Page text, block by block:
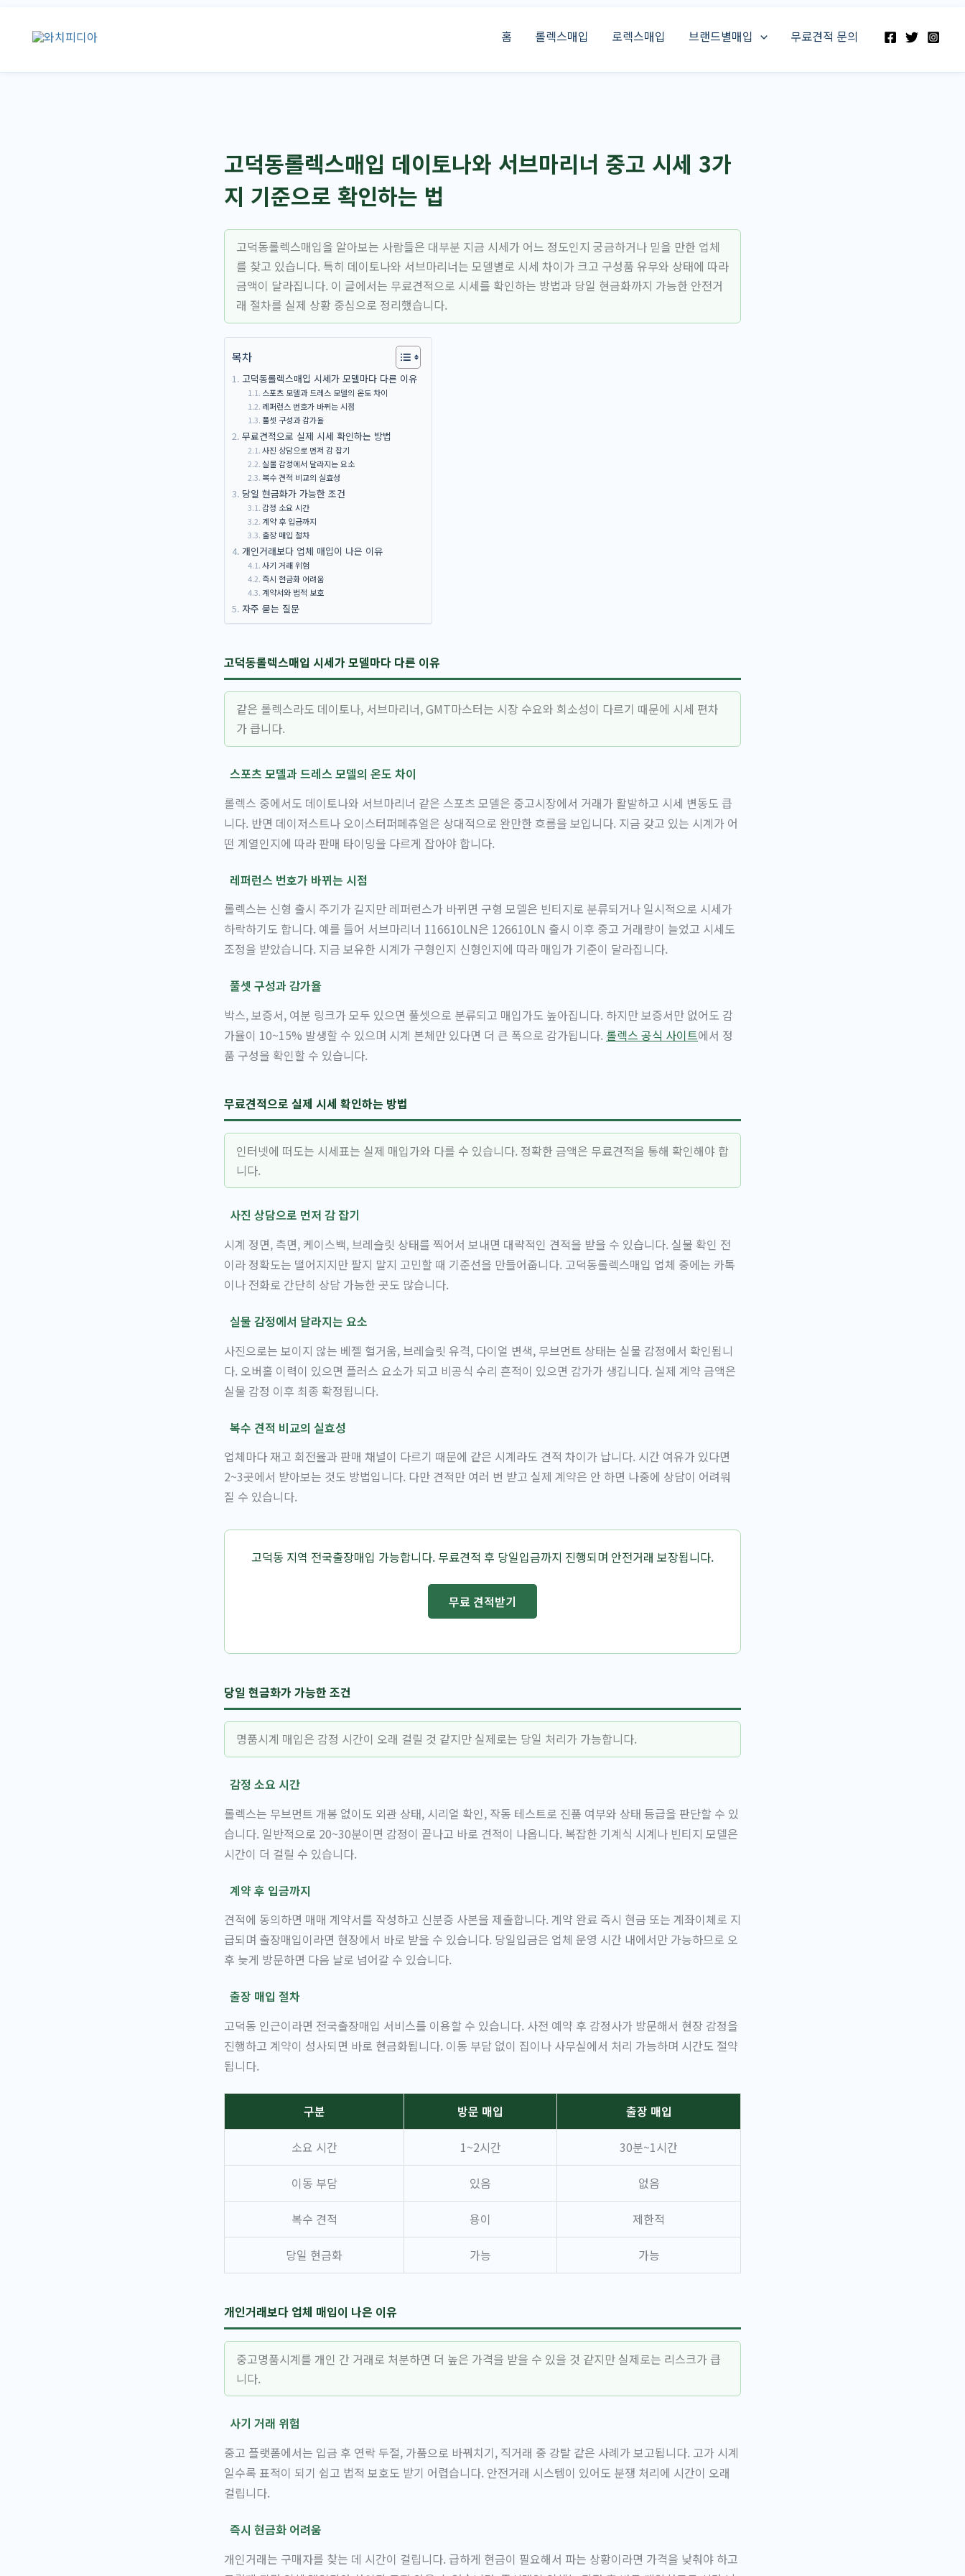
로
홈 롤렉스매입 로렉스매입 브랜드별매입 무료견적 문의
고덕동롤렉스매입 데이토나와 서브마리너 중고 시세 3가
지 기준으로 확인하는 법
고덕동롤렉스매입을 알아보는 사람들은 대부분 지금 시세가 어느 정도인지 궁금하거나 믿을 만한 업체
를 찾고 있습니다. 특히 데이토나와 서브마리너는 모델별로 시세 차이가 크고 구성품 유무와 상태에 따라
금액이 달라집니다. 이 글에서는 무료견적으로 시세를 확인하는 방법과 당일 현금화까지 가능한 안전거
래 절차를 실제 상황 중심으로 정리했습니다.
목차
고덕동롤렉스매입 시세가 모델마다 다른 이유
스포츠 모델과 드레스 모델의 온도 차이
레퍼런스 번호가 바뀌는 시점
풀셋 구성과 감가율
무료견적으로 실제 시세 확인하는 방법
사진 상담으로 먼저 감 잡기
실물 감정에서 달라지는 요소
복수 견적 비교의 실효성
당일 현금화가 가능한 조건
감정 소요 시간
계약 후 입금까지
출장 매입 절차
개인거래보다 업체 매입이 나은 이유
사기 거래 위험
즉시 현금화 어려움
계약서와 법적 보호
자주 묻는 질문
고덕동롤렉스매입 시세가 모델마다 다른 이유
같은 롤렉스라도 데이토나, 서브마리너, GMT마스터는 시장 수요와 희소성이 다르기 때문에 시세 편차
가 큽니다.
스포츠 모델과 드레스 모델의 온도 차이
롤렉스 중에서도 데이토나와 서브마리너 같은 스포츠 모델은 중고시장에서 거래가 활발하고 시세 변동도 큽
니다. 반면 데이저스트나 오이스터퍼페츄얼은 상대적으로 완만한 흐름을 보입니다. 지금 갖고 있는 시계가 어
떤 계열인지에 따라 판매 타이밍을 다르게 잡아야 합니다.
레퍼런스 번호가 바뀌는 시점
롤렉스는 신형 출시 주기가 길지만 레퍼런스가 바뀌면 구형 모델은 빈티지로 분류되거나 일시적으로 시세가
하락하기도 합니다. 예를 들어 서브마리너 116610LN은 126610LN 출시 이후 중고 거래량이 늘었고 시세도
조정을 받았습니다. 지금 보유한 시계가 구형인지 신형인지에 따라 매입가 기준이 달라집니다.
풀셋 구성과 감가율
박스, 보증서, 여분 링크가 모두 있으면 풀셋으로 분류되고 매입가도 높아집니다. 하지만 보증서만 없어도 감
가율이 10~15% 발생할 수 있으며 시계 본체만 있다면 더 큰 폭으로 감가됩니다. 롤렉스 공식 사이트에서 정
품 구성을 확인할 수 있습니다.
무료견적으로 실제 시세 확인하는 방법
인터넷에 떠도는 시세표는 실제 매입가와 다를 수 있습니다. 정확한 금액은 무료견적을 통해 확인해야 합
니다.
사진 상담으로 먼저 감 잡기
시계 정면, 측면, 케이스백, 브레슬릿 상태를 찍어서 보내면 대략적인 견적을 받을 수 있습니다. 실물 확인 전
이라 정확도는 떨어지지만 팔지 말지 고민할 때 기준선을 만들어줍니다. 고덕동롤렉스매입 업체 중에는 카톡
이나 전화로 간단히 상담 가능한 곳도 많습니다.
실물 감정에서 달라지는 요소
사진으로는 보이지 않는 베젤 헐거움, 브레슬릿 유격, 다이얼 변색, 무브먼트 상태는 실물 감정에서 확인됩니
다. 오버홀 이력이 있으면 플러스 요소가 되고 비공식 수리 흔적이 있으면 감가가 생깁니다. 실제 계약 금액은
실물 감정 이후 최종 확정됩니다.
복수 견적 비교의 실효성
업체마다 재고 회전율과 판매 채널이 다르기 때문에 같은 시계라도 견적 차이가 납니다. 시간 여유가 있다면
2~3곳에서 받아보는 것도 방법입니다. 다만 견적만 여러 번 받고 실제 계약은 안 하면 나중에 상담이 어려워
질 수 있습니다.
고덕동 지역 전국출장매입 가능합니다. 무료견적 후 당일입금까지 진행되며 안전거래 보장됩니다.
무료 견적받기
당일 현금화가 가능한 조건
명품시계 매입은 감정 시간이 오래 걸릴 것 같지만 실제로는 당일 처리가 가능합니다.
감정 소요 시간
롤렉스는 무브먼트 개봉 없이도 외관 상태, 시리얼 확인, 작동 테스트로 진품 여부와 상태 등급을 판단할 수 있
습니다. 일반적으로 20~30분이면 감정이 끝나고 바로 견적이 나옵니다. 복잡한 기계식 시계나 빈티지 모델은
시간이 더 걸릴 수 있습니다.
계약 후 입금까지
견적에 동의하면 매매 계약서를 작성하고 신분증 사본을 제출합니다. 계약 완료 즉시 현금 또는 계좌이체로 지
급되며 출장매입이라면 현장에서 바로 받을 수 있습니다. 당일입금은 업체 운영 시간 내에서만 가능하므로 오
후 늦게 방문하면 다음 날로 넘어갈 수 있습니다.
출장 매입 절차
고덕동 인근이라면 전국출장매입 서비스를 이용할 수 있습니다. 사전 예약 후 감정사가 방문해서 현장 감정을
진행하고 계약이 성사되면 바로 현금화됩니다. 이동 부담 없이 집이나 사무실에서 처리 가능하며 시간도 절약
됩니다.
구분 방문 매입 출장 매입
소요 시간 1~2시간 30분~1시간
이동 부담 있음 없음
복수 견적 용이 제한적
당일 현금화 가능 가능
개인거래보다 업체 매입이 나은 이유
중고명품시계를 개인 간 거래로 처분하면 더 높은 가격을 받을 수 있을 것 같지만 실제로는 리스크가 큽
니다.
사기 거래 위험
중고 플랫폼에서는 입금 후 연락 두절, 가품으로 바꿔치기, 직거래 중 강탈 같은 사례가 보고됩니다. 고가 시계
일수록 표적이 되기 쉽고 법적 보호도 받기 어렵습니다. 안전거래 시스템이 있어도 분쟁 처리에 시간이 오래
걸립니다.
즉시 현금화 어려움
개인거래는 구매자를 찾는 데 시간이 걸립니다. 급하게 현금이 필요해서 파는 상황이라면 가격을 낮춰야 하고